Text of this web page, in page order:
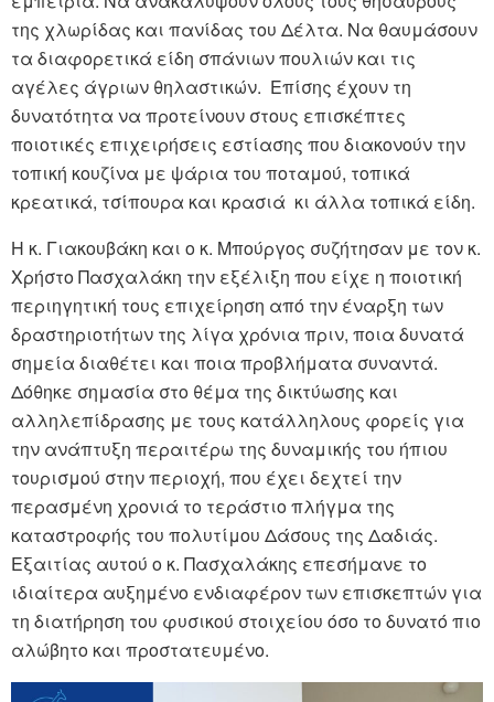
της χλωρίδας και πανίδας του Δέλτα. Να θαυμάσουν
τα διαφορετικά είδη σπάνιων πουλιών και τις
αγέλες άγριων θηλαστικών. Επίσης έχουν τη
δυνατότητα να προτείνουν στους επισκέπτες
ποιοτικές επιχειρήσεις εστίασης που διακονούν την
τοπική κουζίνα με ψάρια του ποταμού, τοπικά
κρεατικά, τσίπουρα και κρασιά κι άλλα τοπικά είδη.
Η κ. Γιακουβάκη και ο κ. Μπούργος συζήτησαν με τον κ.
Χρήστο Πασχαλάκη την εξέλιξη που είχε η ποιοτική
περιηγητική τους επιχείρηση από την έναρξη των
δραστηριοτήτων της λίγα χρόνια πριν, ποια δυνατά
σημεία διαθέτει και ποια προβλήματα συναντά.
Δόθηκε σημασία στο θέμα της δικτύωσης και
αλληλεπίδρασης με τους κατάλληλους φορείς για
την ανάπτυξη περαιτέρω της δυναμικής του ήπιου
τουρισμού στην περιοχή, που έχει δεχτεί την
περασμένη χρονιά το τεράστιο πλήγμα της
καταστροφής του πολυτίμου Δάσους της Δαδιάς.
Εξαιτίας αυτού ο κ. Πασχαλάκης επεσήμανε το
ιδιαίτερα αυξημένο ενδιαφέρον των επισκεπτών για
τη διατήρηση του φυσικού στοιχείου όσο το δυνατό πιο
αλώβητο και προστατευμένο.